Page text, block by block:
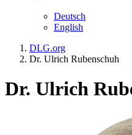
Deutsch
English
DLG.org
Dr. Ulrich Rubenschuh
Dr. Ulrich